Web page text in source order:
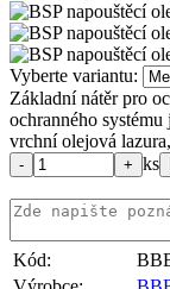
Vyberte variantu:
Základní nátěr pro
ochranného
vrchní olejová
ks
Kód: